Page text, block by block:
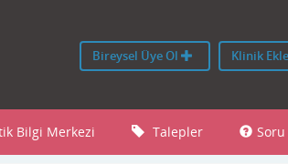
Bireysel Üye Ol Klinik Ekle
Bilgi Merkezi Talepler Soru